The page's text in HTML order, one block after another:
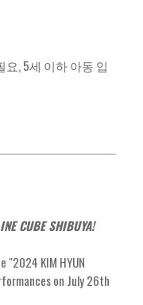
, 5세 이하 아동 입
CUBE SHIBUYA!
KIM HYUN
on July 26th